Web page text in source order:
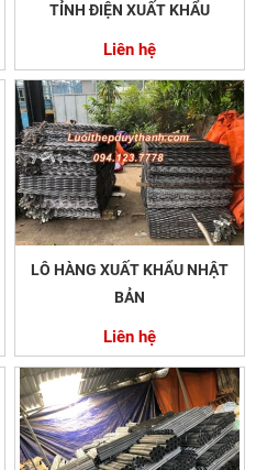
TỈNH ĐIỆN XUẤT KHẨU
Liên hệ
LÔ HÀNG XUẤT KHẨU NHẬT
BẢN
Liên hệ